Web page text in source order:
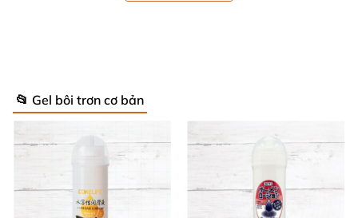
✔️Trơn Lâu Dài, Không Khô Hụt
suốt buổi, không bay hơi hay nhớt dính.
✔️ Dễ Rửa Sạch, Không Ố Vết 🧼: Lau bằng xà
phòng nhẹ và nước, sạch bong da lẫn vải.
📂 Gel bôi trơn cơ bản